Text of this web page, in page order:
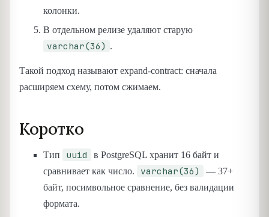
колонки.
В отдельном релизе удаляют старую
varchar(36) .
Такой подход называют expand-contract: сначала
расширяем схему, потом сжимаем.
Коротко
Тип uuid
в PostgreSQL хранит 16 байт и
сравнивает как число.
varchar(36)
— 37+
байт, посимвольное сравнение, без валидации
формата.